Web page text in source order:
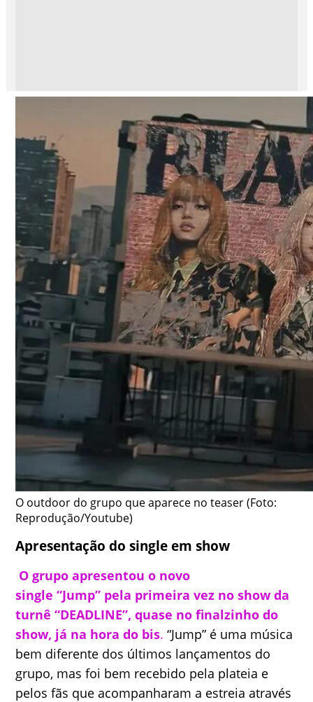
O outdoor do grupo que aparece no teaser (Foto:
Reprodução/Youtube)
Apresentação do single em show
O grupo apresentou o novo
single “Jump” pela primeira vez no show da
turnê “DEADLINE”, quase no finalzinho do
show, já na hora do bis.“Jump” é uma música
bem diferente dos últimos lançamentos do
grupo, mas foi bem recebido pela plateia e
pelos fãs que acompanharam a estreia através